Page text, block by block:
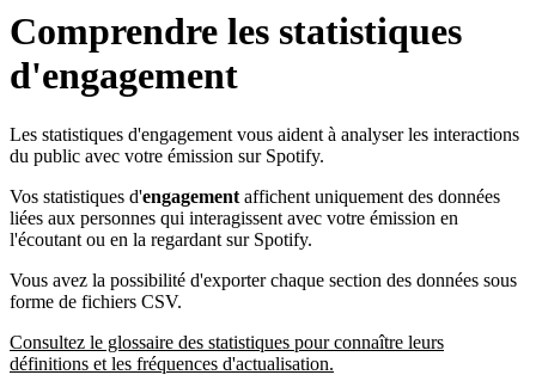
Comprendre les statistiques
d'engagement
Les statistiques d'engagement vous aident à analyser les interactions
du public avec votre émission sur Spotify.
Vos statistiques d'engagement affichent uniquement des données
liées aux personnes qui interagissent avec votre émission en
l'écoutant ou en la regardant sur Spotify.
Vous avez la possibilité d'exporter chaque section des données sous
forme de fichiers CSV.
Consultez le glossaire des statistiques pour connaître leurs
définitions et les fréquences d'actualisation.